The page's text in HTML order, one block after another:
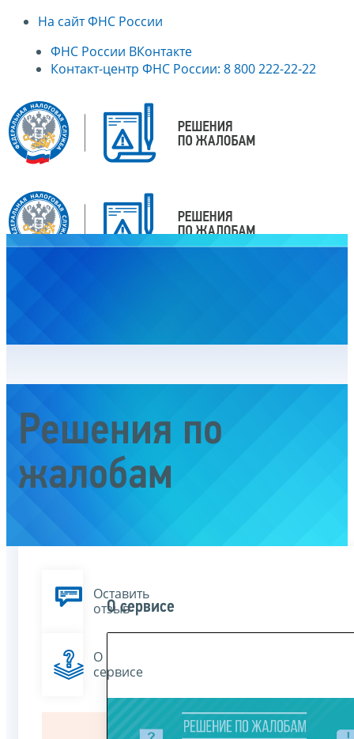
На сайт ФНС России
ФНС России ВКонтакте
Контакт-центр ФНС России: 8 800 222-22-22
Решения по
жалобам
Оставить
отзыв
О
сервисе
О сервисе